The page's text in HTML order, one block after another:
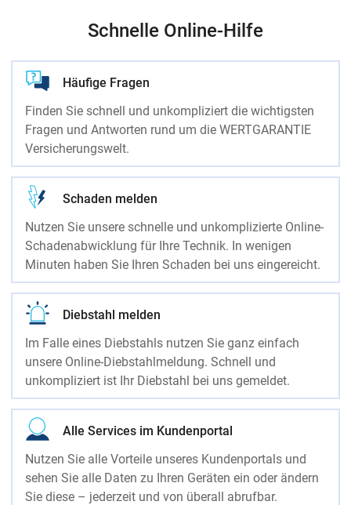
Schnelle Online-Hilfe
Häufige Fragen
Finden Sie schnell und unkompliziert die wichtigsten
Fragen und Antworten rund um die WERTGARANTIE
Versicherungswelt.
Schaden melden
Nutzen Sie unsere schnelle und unkomplizierte Online-
Schadenabwicklung für Ihre Technik. In wenigen
Minuten haben Sie Ihren Schaden bei uns eingereicht.
Diebstahl melden
Im Falle eines Diebstahls nutzen Sie ganz einfach
unsere Online-Diebstahlmeldung. Schnell und
unkompliziert ist Ihr Diebstahl bei uns gemeldet.
Alle Services im Kundenportal
Nutzen Sie alle Vorteile unseres Kundenportals und
sehen Sie alle Daten zu Ihren Geräten ein oder ändern
Sie diese – jederzeit und von überall abrufbar.